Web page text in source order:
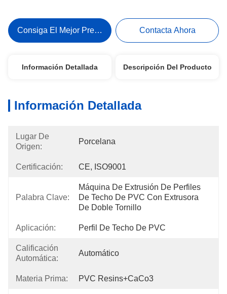
Consiga El Mejor Precio Contacta Ahora
Información Detallada Descripción Del Producto
Información Detallada
Lugar De
Origen:
Porcelana
Certificación: CE, ISO9001
Palabra Clave:
Máquina De Extrusión De Perfiles
De Techo De PVC Con Extrusora
De Doble Tornillo
Aplicación: Perfil De Techo De PVC
Calificación
Automática:
Automático
Materia Prima: PVC Resins+CaCo3